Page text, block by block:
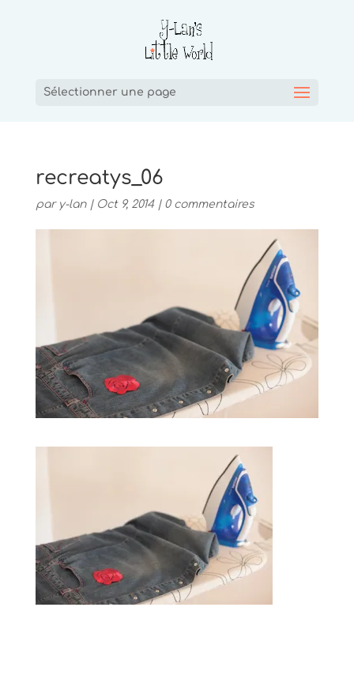
Sélectionner une page
recreatys_06
par y-lan| Oct 9, 2014| 0 commentaires